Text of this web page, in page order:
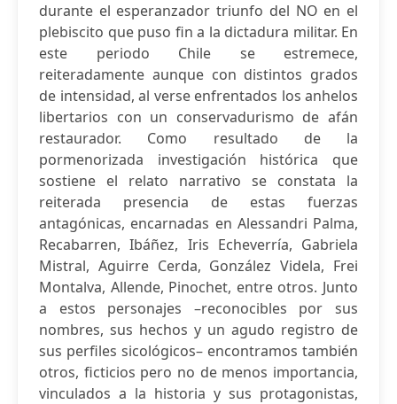
durante el esperanzador triunfo del NO en el
plebiscito que puso fin a la dictadura militar. En
este periodo Chile se estremece,
reiteradamente aunque con distintos grados
de intensidad, al verse enfrentados los anhelos
libertarios con un conservadurismo de afán
restaurador. Como resultado de la
pormenorizada investigación histórica que
sostiene el relato narrativo se constata la
reiterada presencia de estas fuerzas
antagónicas, encarnadas en Alessandri Palma,
Recabarren, Ibáñez, Iris Echeverría, Gabriela
Mistral, Aguirre Cerda, González Videla, Frei
Montalva, Allende, Pinochet, entre otros. Junto
a estos personajes –reconocibles por sus
nombres, sus hechos y un agudo registro de
sus perfiles sicológicos– encontramos también
otros, ficticios pero no de menos importancia,
vinculados a la historia y sus protagonistas,